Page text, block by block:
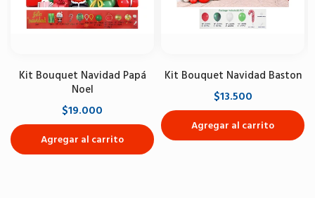
Kit Bouquet Navidad Papá
Noel
$19.000
Agregar al carrito
Kit Bouquet Navidad Baston
$13.500
Agregar al carrito